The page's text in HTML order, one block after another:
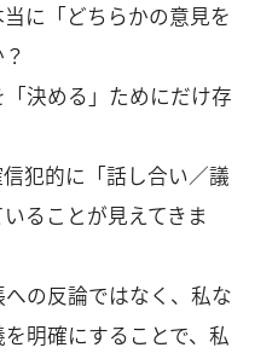
に「どちらかの意見を
決める」ためにだけ存
犯的に「話し合い／議
ることが見えてきま
の反論ではなく、私な
明確にすることで、私